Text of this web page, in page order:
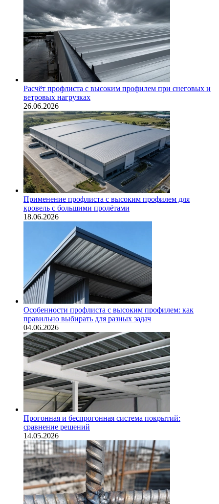
Расчёт профлиста с высоким профилем при снеговых и
ветровых нагрузках
26.06.2026
Применение профлиста с высоким профилем для
кровель с большими пролётами
18.06.2026
Особенности профлиста с высоким профилем: как
правильно выбирать для разных задач
04.06.2026
Прогонная и беспрогонная система покрытий:
сравнение решений
14.05.2026